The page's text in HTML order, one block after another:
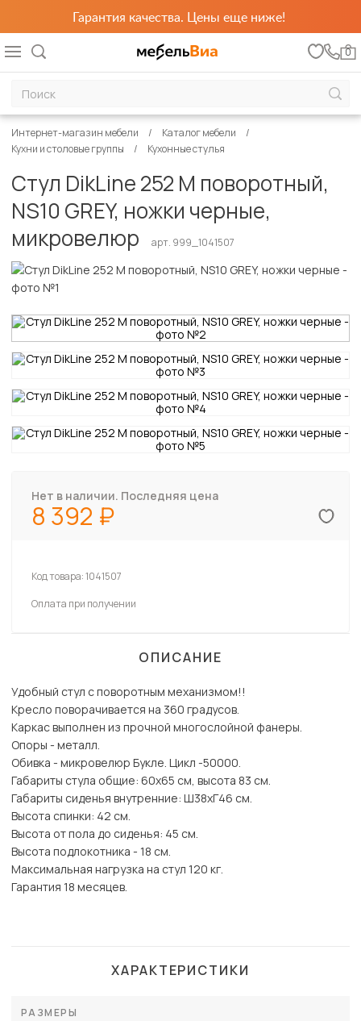
Гарантия качества. Цены еще ниже!
0
Интернет-магазин мебели
Каталог мебели
Кухни и столовые группы
Кухонные стулья
Стул DikLine 252 М поворотный,
NS10 GREY, ножки черные,
микровелюр
арт. 999_1041507
Нет в наличии. Последняя цена
8 392
Код товара:1041507
Оплата при получении
ОПИСАНИЕ
Удобный стул с поворотным механизмом!!
Кресло поворачивается на 360 градусов.
Каркас выполнен из прочной многослойной фанеры.
Опоры - металл.
Обивка - микровелюр Букле. Цикл -50000.
Габариты стула общие: 60х65 см, высота 83 см.
Габариты сиденья внутренние: Ш38хГ46 см.
Высота спинки: 42 см.
Высота от пола до сиденья: 45 см.
Высота подлокотника - 18 см.
Максимальная нагрузка на стул 120 кг.
Гарантия 18 месяцев.
ХАРАКТЕРИСТИКИ
РАЗМЕРЫ